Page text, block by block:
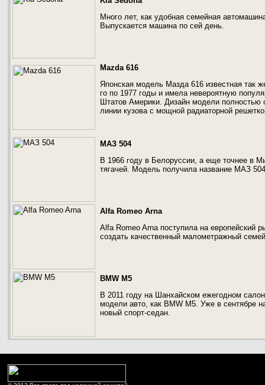
Много лет, как удобная семейная
Выпускается машина по сей день.
Mazda 616
Японская модель Мазда 616 известная так
го по 1977 годы и имела невероятную
Штатов Америки. Дизайн модели полностью
линии кузова с мощной радиаторной
МАЗ 504
В 1966 году в Белоруссии, а еще точнее в
тягачей. Модель получила название МАЗ
Alfa Romeo Arna
Alfa Romeo Arna поступила на европейский
создать качественный малометражный
BMW M5
В 2011 году на Шанхайском ежегодном
модели авто, как BMW M5. Уже в сентябре
новый спорт-седан.